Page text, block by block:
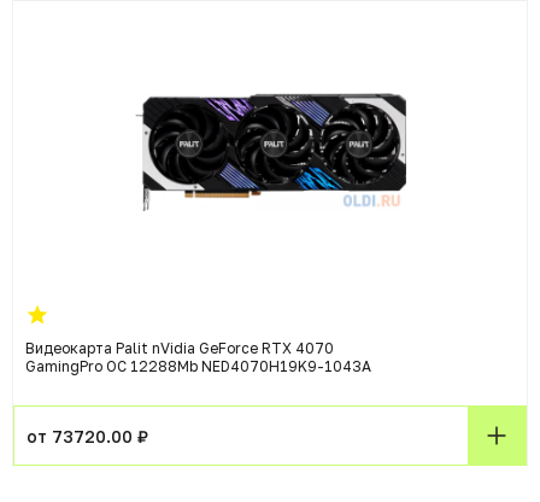
Видеокарта Palit nVidia GeForce RTX 4070
GamingPro OC 12288Mb NED4070H19K9-1043A
от 73720.00 ₽